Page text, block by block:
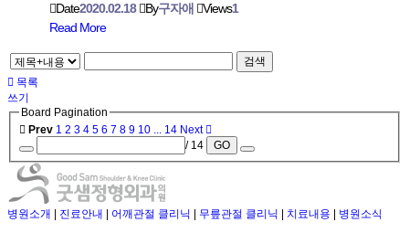
Date2020.02.18 By구자애 Views1
Read More
검색
목록
쓰기
Board Pagination
Prev 1 2 3 4 5 6 7 8 9 10 14 Next
/ 14
GO
병원소개 진료안내 어깨관절 클리닉 무릎관절 클리닉 치료내용 병원소식